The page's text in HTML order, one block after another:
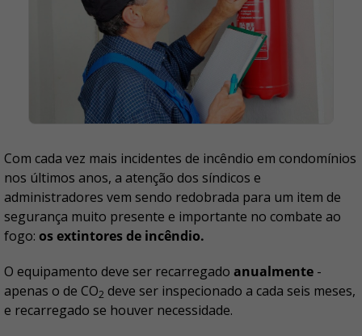
Com cada vez mais incidentes de incêndio em condomínios
nos últimos anos, a atenção dos síndicos e
administradores vem sendo redobrada para um item de
segurança muito presente e importante no combate ao
fogo: os extintores de incêndio.
O equipamento deve ser recarregado anualmente -
apenas o de CO2 deve ser inspecionado a cada seis meses,
e recarregado se houver necessidade.